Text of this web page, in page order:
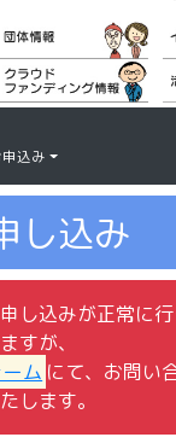
込み
し込み
し込みが正常に
すが、
ム にて、お問い
します。